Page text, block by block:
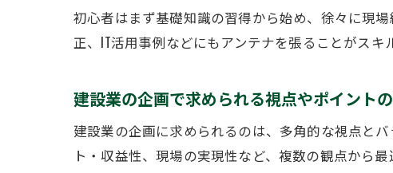
初心者はまず基礎知識の習得から始め、徐々に現
正、IT活用事例などにもアンテナを張ることがスキ
建設業の企画で求められる視点やポイント
建設業の企画に求められるのは、多角的な視点と
ト・収益性、現場の実現性など、複数の観点から